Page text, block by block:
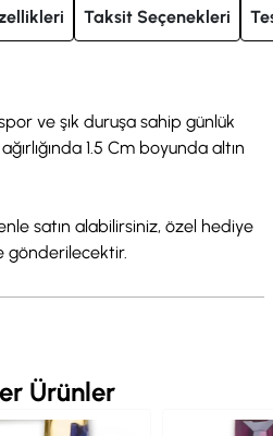
Taksit Seçenekleri
spor ve şık duruşa sahip günlük
1.5 Cm boyunda altın
satın alabilirsiniz, özel hediye
gönderilecektir.
Ürünler